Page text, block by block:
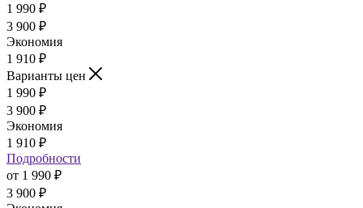
1 990 ₽
3 900 ₽
Экономия
1 910 ₽
Варианты цен
1 990 ₽
3 900 ₽
Экономия
1 910 ₽
Подробности
от 1 990 ₽
3 900 ₽